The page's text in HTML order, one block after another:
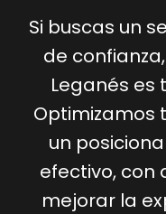
Si buscas un
de
Leganés es
Optimizamos
un
efectivo, con
mejorar la